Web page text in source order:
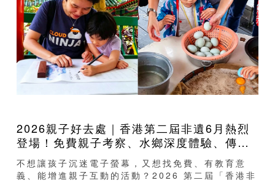
2026親子好去處｜香港第二屆非遺6月熱烈
登場！免費親子考察、水鄉深度體驗、傳統
手作工作坊
不想讓孩子沉迷電子螢幕，又想找免費、有教育意
義、能增進親子互動的活動？2026 第二屆「香港非